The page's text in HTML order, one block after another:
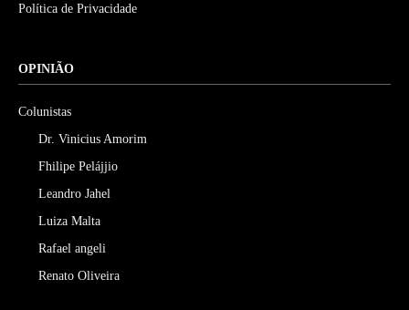
Política de Privacidade
OPINIÃO
Colunistas
Dr. Vinicius Amorim
Fhilipe Pelájjio
Leandro Jahel
Luiza Malta
Rafael angeli
Renato Oliveira